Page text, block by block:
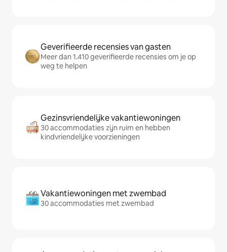
Geverifieerde recensies van gasten
Meer dan 1.410 geverifieerde recensies om je op
weg te helpen
Gezinsvriendelijke vakantiewoningen
30 accommodaties zijn ruim en hebben
kindvriendelijke voorzieningen
Vakantiewoningen met zwembad
30 accommodaties met zwembad